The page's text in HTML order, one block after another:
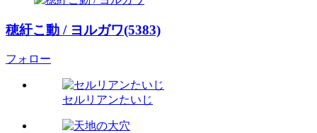
穂紆こ動 / ヨルガワ(5383)
フォロー
セルリアンたいじ